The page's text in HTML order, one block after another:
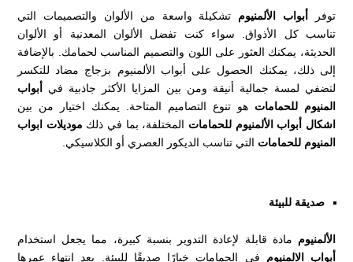
توفر أبواب الألمنيوم تشكيلة واسعة من الألوان والتصميمات التي
تناسب كل الأذواق. سواء كنت تفضل الألوان المعدنية أو الألوان
الحديثة، يمكنك العثور على اللون والتصميم المناسب لحمامك. بالإضافة
إلى ذلك، يمكنك الحصول على أبواب الألمنيوم بزجاج مضاد للتكسر
لتضفي لمسة جمالية أنيقة ومن بين المزايا الأكثر جاذبية في أبواب
المنيوم للحمامات هو تنوع التصاميم المتاحة. يمكنك اختيار من بين
اشكال أبواب الألمنيوم للحمامات المختلفة، بما في ذلك موديلات ابواب
المنيوم للحمامات التي تناسب الديكور العصري أو الكلاسيكي.
صديقة للبيئة
الألمنيوم مادة قابلة لإعادة التدوير بنسبة كبيرة، مما يجعل استخدام
أبواب الالمنيوم في الحمامات خيارًا صديقًا للبيئة. بعد انتهاء عمرها